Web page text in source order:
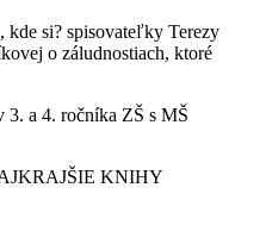
kde si? spisovateľky Terezy
o záludnostiach, ktoré
3. a 4. ročníka ZŠ s MŠ
KNIHY